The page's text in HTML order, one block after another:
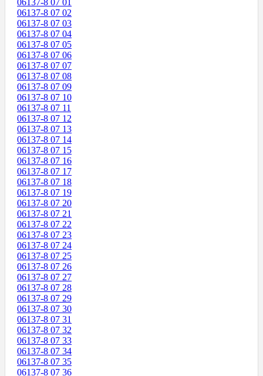
06137-8 07 01
06137-8 07 02
06137-8 07 03
06137-8 07 04
06137-8 07 05
06137-8 07 06
06137-8 07 07
06137-8 07 08
06137-8 07 09
06137-8 07 10
06137-8 07 11
06137-8 07 12
06137-8 07 13
06137-8 07 14
06137-8 07 15
06137-8 07 16
06137-8 07 17
06137-8 07 18
06137-8 07 19
06137-8 07 20
06137-8 07 21
06137-8 07 22
06137-8 07 23
06137-8 07 24
06137-8 07 25
06137-8 07 26
06137-8 07 27
06137-8 07 28
06137-8 07 29
06137-8 07 30
06137-8 07 31
06137-8 07 32
06137-8 07 33
06137-8 07 34
06137-8 07 35
06137-8 07 36